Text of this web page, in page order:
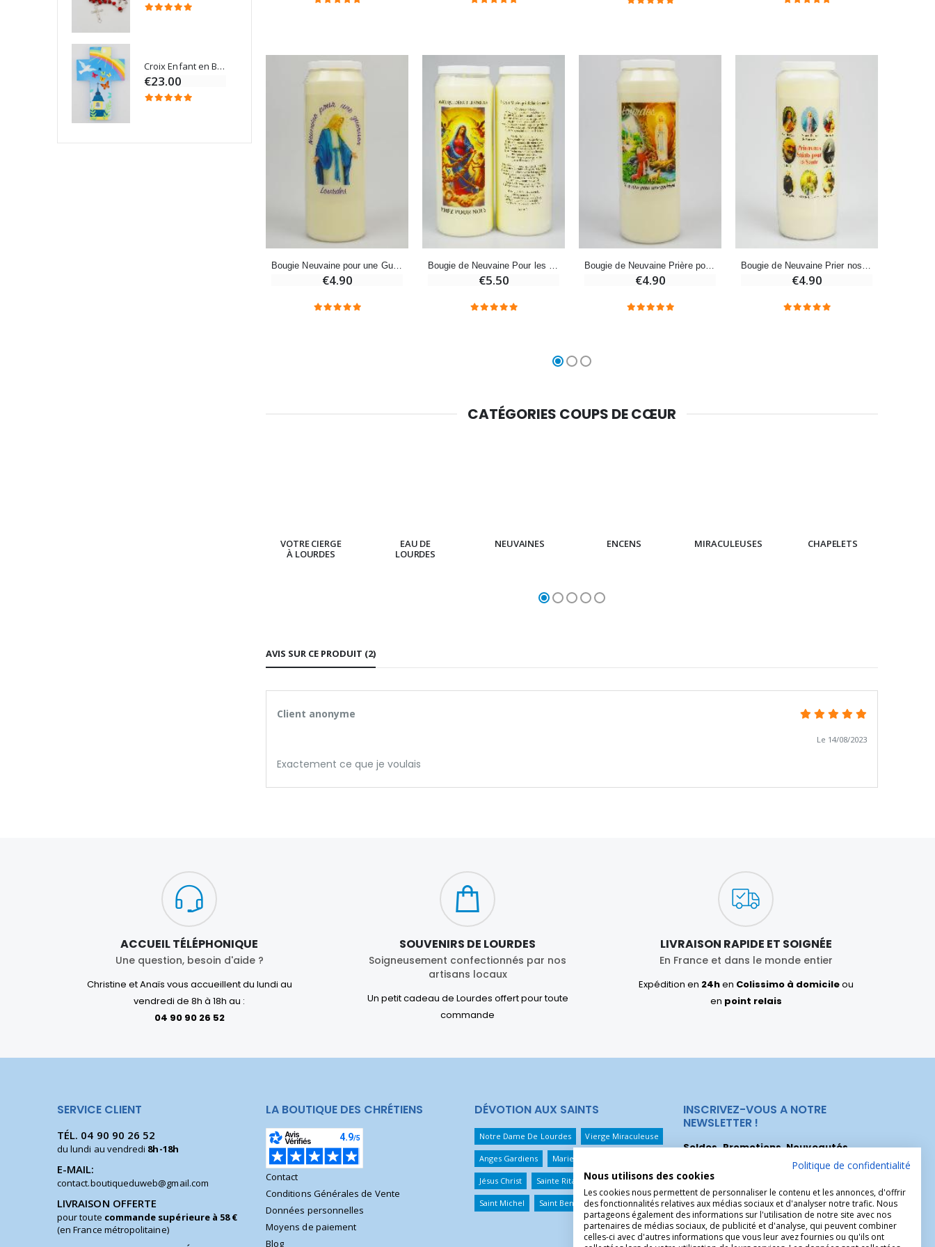
Croix Enfant en Bois Eglise Papillons et Arc-en-ciel 15 cm
€23.00 €4.90 €23.00
Bougie Neuvaine pour une Guérison - 17.5cm
€4.90 €5.50
Bougie de Neuvaine Prière pour une Guérison - 17.5cm
€4.90 €4.90
CATÉGORIES COUPS DE CŒUR
VOTRE CIERGE
À LOURDES
EAU DE
LOURDES
NEUVAINES ENCENS MIRACULEUSES CHAPELETS
AVIS SUR CE PRODUIT (2)
Client anonyme
Le 14/08/2023
Exactement ce que je voulais
ACCUEIL TÉLÉPHONIQUE
Une question, besoin d'aide ?
Christine et Anaïs vous accueillent du lundi au
vendredi de 8h à 18h au :
04 90 90 26 52
SOUVENIRS DE LOURDES
Soigneusement confectionnés par nos
artisans locaux
Un petit cadeau de Lourdes offert pour toute
commande
LIVRAISON RAPIDE ET SOIGNÉE
En France et dans le monde entier
Expédition en 24hen Colissimo à domicileou
en point relais
SERVICE CLIENT
TÉL. 04 90 90 26 52
du lundi au vendredi 8h-18h
E-MAIL:
contact.boutiqueduweb@gmail.com
LIVRAISON OFFERTE
pour toute commande supérieure à 58 €
(en France métropolitaine)
LA BOUTIQUE DES CHRÉTIENS
Contact
Conditions Générales de Vente
Données personnelles
Moyens de paiement
Blog
DÉVOTION AUX SAINTS
Notre Dame De Lourdes Vierge Miraculeuse
Anges Gardiens Marie Qui Défait Les Noeuds
Jésus Christ Sainte Rita Sainte Thérèse
Saint Michel Saint Benoît Saint Christophe
INSCRIVEZ-VOUS A NOTRE
NEWSLETTER !
Soldes, Promotions, Nouveautés...
Inscrivez-vous maintenant pour recevoir
nos meilleures offres.
Politique de confidentialité
Nous utilisons des cookies
Les cookies nous permettent de personnaliser le contenu et les annonces, d'offrir
des fonctionnalités relatives aux médias sociaux et d'analyser notre trafic. Nous
partageons également des informations sur l'utilisation de notre site avec nos
partenaires de médias sociaux, de publicité et d'analyse, qui peuvent combiner
celles-ci avec d'autres informations que vous leur avez fournies ou qu'ils ont